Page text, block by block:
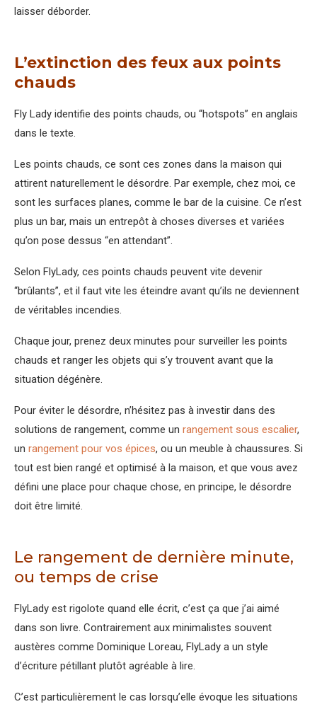
laisser déborder.
L’extinction des feux aux points
chauds
Fly Lady identifie des points chauds, ou “hotspots” en anglais
dans le texte.
Les points chauds, ce sont ces zones dans la maison qui
attirent naturellement le désordre. Par exemple, chez moi, ce
sont les surfaces planes, comme le bar de la cuisine. Ce n’est
plus un bar, mais un entrepôt à choses diverses et variées
qu’on pose dessus “en attendant”.
Selon FlyLady, ces points chauds peuvent vite devenir
“brûlants”, et il faut vite les éteindre avant qu’ils ne deviennent
de véritables incendies.
Chaque jour, prenez deux minutes pour surveiller les points
chauds et ranger les objets qui s’y trouvent avant que la
situation dégénère.
Pour éviter le désordre, n’hésitez pas à investir dans des
solutions de rangement, comme un rangement sous escalier,
un rangement pour vos épices, ou un meuble à chaussures. Si
tout est bien rangé et optimisé à la maison, et que vous avez
défini une place pour chaque chose, en principe, le désordre
doit être limité.
Le rangement de dernière minute,
ou temps de crise
FlyLady est rigolote quand elle écrit, c’est ça que j’ai aimé
dans son livre. Contrairement aux minimalistes souvent
austères comme Dominique Loreau, FlyLady a un style
d’écriture pétillant plutôt agréable à lire.
C’est particulièrement le cas lorsqu’elle évoque les situations